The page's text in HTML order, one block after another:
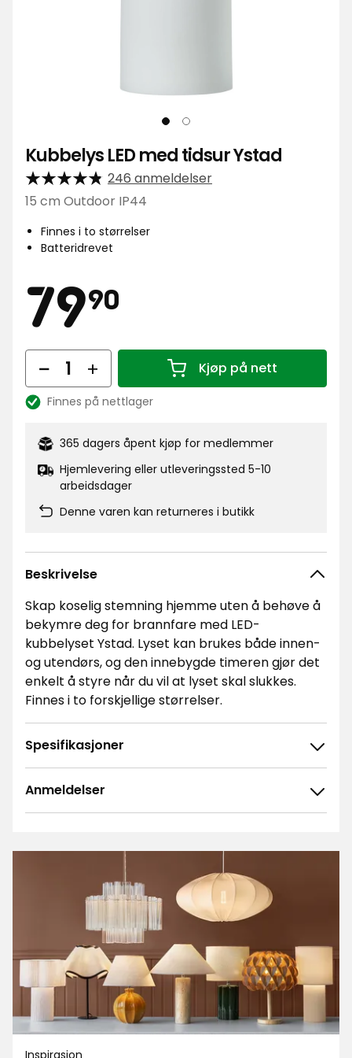
Kubbelys LED med tidsur Ystad
246 anmeldelser
15 cm Outdoor IP44
Finnes i to størrelser
Batteridrevet
Pris
7990
kr
Antall Kjøp på nett
Antall 1
Lagerbalanse:
Finnes på nettlager
365 dagers åpent kjøp for medlemmer
Hjemlevering eller utleveringssted 5-10
arbeidsdager
Denne varen kan returneres i butikk
Beskrivelse
Skap koselig stemning hjemme uten å behøve å
bekymre deg for brannfare med LED-
kubbelyset Ystad. Lyset kan brukes både innen-
og utendørs, og den innebygde timeren gjør det
enkelt å styre når du vil at lyset skal slukkes.
Finnes i to forskjellige størrelser.
Spesifikasjoner
Anmeldelser
4.8
246 anmeldelser
3 ☆
Filtrer etter
Anmeldelser (246)
Inge. K